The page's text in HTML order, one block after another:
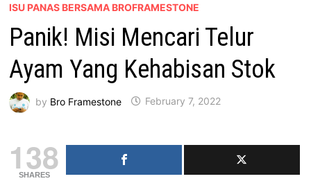
ISU PANAS BERSAMA BROFRAMESTONE
Panik! Misi Mencari Telur
Ayam Yang Kehabisan Stok
by Bro Framestone February 7, 2022
138
SHARES